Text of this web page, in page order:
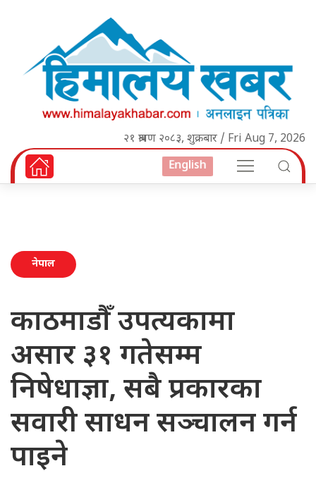
२१ श्रावण २०८३, शुक्रबार / Fri Aug 7, 2026
English
नेपाल
काठमाडौँ उपत्यकामा
असार ३१ गतेसम्म
निषेधाज्ञा, सबै प्रकारका
सवारी साधन सञ्चालन गर्न
पाइने